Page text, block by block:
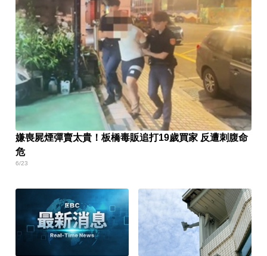
嫌喪屍煙彈賣太貴！板橋毒販追打19歲買家 反遭刺腹命
危
6/23